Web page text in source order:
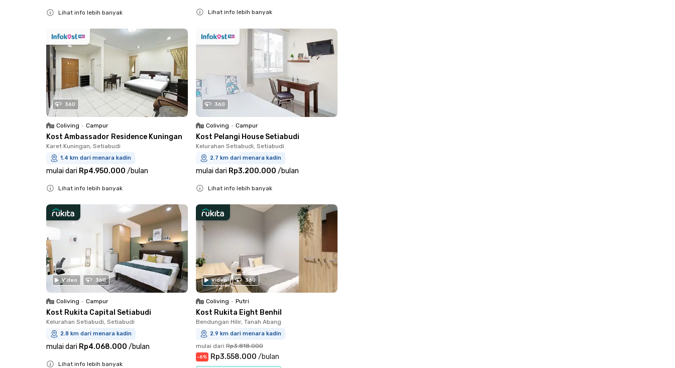
Lihat info lebih banyak Lihat info lebih banyak
360
Coliving • Campur
Kost Ambassador Residence Kuningan
Karet Kuningan, Setiabudi
1.4 km dari menara kadin
mulai dari Rp4.950.000 /bulan
Lihat info lebih banyak
360
Coliving • Campur
Kost Pelangi House Setiabudi
Kelurahan Setiabudi, Setiabudi
2.7 km dari menara kadin
mulai dari Rp3.200.000 /bulan
Lihat info lebih banyak
Video 360
Coliving • Campur
Kost Rukita Capital Setiabudi
Kelurahan Setiabudi, Setiabudi
2.8 km dari menara kadin
mulai dari Rp4.068.000 /bulan
Lihat info lebih banyak
Video 360
Coliving • Putri
Kost Rukita Eight Benhil
Bendungan Hilir, Tanah Abang
2.9 km dari menara kadin
mulai dari Rp3.818.000
-6% Rp3.558.000 /bulan